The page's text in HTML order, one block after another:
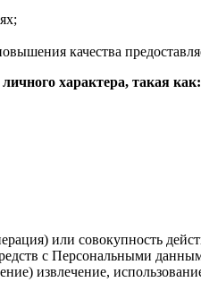
качества
характера, такая как:
или совокупность
с Персональными
извлечение,